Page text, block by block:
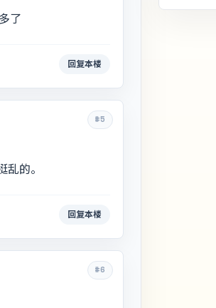
了
回复本楼
#5
的。
回复本楼
#6